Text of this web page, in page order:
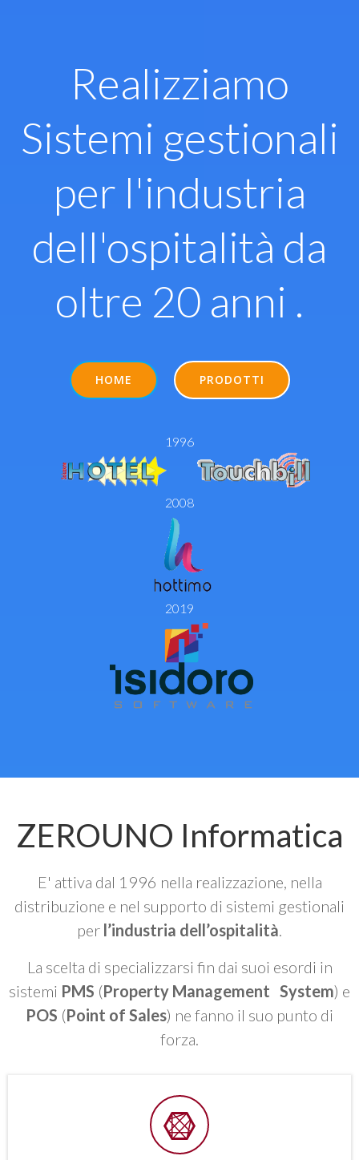
Realizziamo
Sistemi gestionali
per l'industria
dell'ospitalità da
oltre 20 anni .
HOME PRODOTTI
1996
2008
2019
ZEROUNO Informatica
E' attiva dal 1996 nella realizzazione, nella
distribuzione e nel supporto di sistemi gestionali
per l’industria dell’ospitalità
La scelta di specializzarsi fin dai suoi esordi in
sistemi PMS (Property Management System) e
POS (Point of Sales) ne fanno il suo punto di
forza.